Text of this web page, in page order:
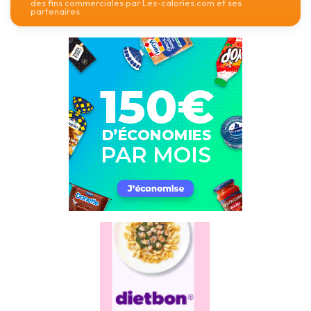
des fins commerciales par Les-calories.com et ses
partenaires.